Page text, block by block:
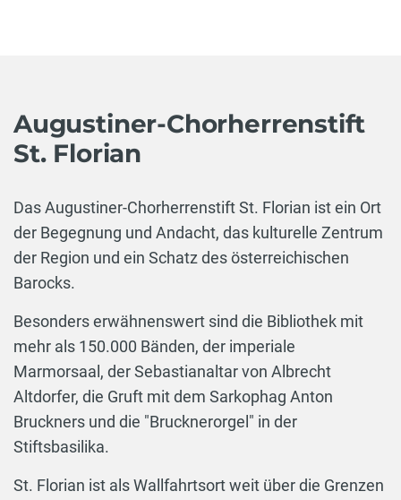
Augustiner-Chorherrenstift
St. Florian
Das Augustiner-Chorherrenstift St. Florian ist ein Ort
der Begegnung und Andacht, das kulturelle Zentrum
der Region und ein Schatz des österreichischen
Barocks.
Besonders erwähnenswert sind die Bibliothek mit
mehr als 150.000 Bänden, der imperiale
Marmorsaal, der Sebastianaltar von Albrecht
Altdorfer, die Gruft mit dem Sarkophag Anton
Bruckners und die "Brucknerorgel" in der
Stiftsbasilika.
St. Florian ist als Wallfahrtsort weit über die Grenzen